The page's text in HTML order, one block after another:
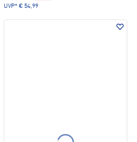
UVP* € 54,99